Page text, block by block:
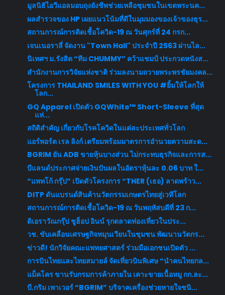
มูลนิธิไอวีแอลมอบถุงยังชีพช่วยเหลือชุมชนในเขตพระนค...
ผลสำรวจของ HP เผยแนวโน้มที่ดีในมุมมองของเจ้าของธุร...
สถานการณ์การติดเชื้อโควิด-19 ณ วันศุกร์ที่ 24 กรก...
เจนเนอราลี่ จัดงาน "Town Hall" ประจำปี 2563 ผ่านไล...
นิเทศฯ ม.รังสิต “ทีม CHUMMY” คว้าแชมป์ ประกวดหนังส...
สำนักงานการวิจัยแห่งชาติ ร่วมลงนามถวายพระพรชัยมงคล...
โครงการ THAILAND SMILES WITH YOU #ยิ้มให้โลกให้
โลก...
GQ Apparel เปิดตัว GQWhite™ Short-Sleeve ที่สุด
แห่...
สถิติสำคัญ เกี่ยวกับโรคโควิดในแต่ละประเทศทั่วโลก
แอร์พอร์ต เรล ลิงก์ เตรียมพร้อมมาตรการอำนวยความสะด...
BGRIM ยัน ADB ขายหุ้นบางส่วน ไม่กระทบธุรกิจและการส...
บีแลนด์ประกาศจ่ายเงินปันผลในอัตราหุ้นละ 0.06 บาท ใ...
“แพทโก้ กรุ๊ป” เปิดตัวโครงการ “THER (เธอ) ลาดพร้าว...
DITP ดันแบรนด์สินค้านวัตกรรมเกษตรไทยสู่เวทีโลก
สถานการณ์การติดเชื้อโควิด-19 ณ วันพฤหัสบดีที่ 23 ก...
ดิเอราวัณกรุ๊ป ชูฮ็อป อินน์ รุกตลาดท่องเที่ยวในประ...
วช. ขับเคลื่อนเศรษฐกิจหมุนเวียนในชุมชน พัฒนานวัตกร...
ข่าวดี! นักวิจัยคณะแพทยศาสตร์ ร่วมมือเอกชนเปิดตัว ...
การบินไทยและไทยสมายล์ จัดเที่ยวบินพิเศษ “นำคนไทยกล...
แม็คโคร ขานรับกรมการค้าภายใน เคาะขายเนื้อหมู กก.ละ...
บี.กริม เพาเวอร์ “BGRIM” บริจาคเครื่องช่วยหายใจชนิ...